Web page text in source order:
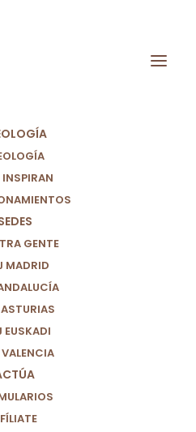
GENTE
MADRID
EUSKADI